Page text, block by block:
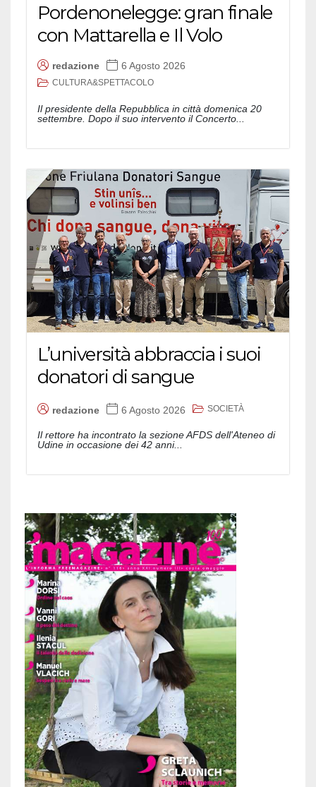
Pordenonelegge: gran finale
con Mattarella e Il Volo
redazione 6 Agosto 2026
CULTURA&SPETTACOLO
Il presidente della Repubblica in città domenica 20
settembre. Dopo il suo intervento il Concerto...
L’università abbraccia i suoi
donatori di sangue
redazione 6 Agosto 2026 SOCIETÀ
Il rettore ha incontrato la sezione AFDS dell'Ateneo di
Udine in occasione dei 42 anni...